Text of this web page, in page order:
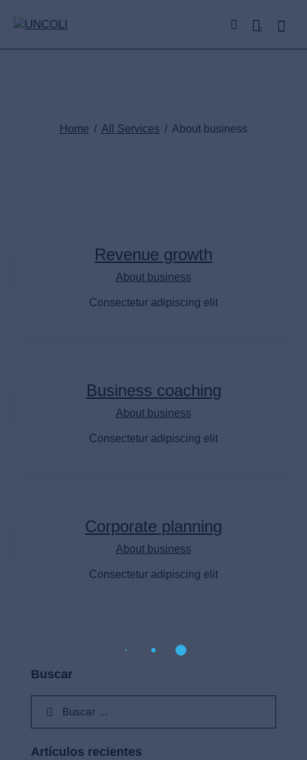
0
Home All Services About business
Revenue growth
About business
Consectetur adipiscing elit
Business сoaching
About business
Consectetur adipiscing elit
Corporate planning
About business
Consectetur adipiscing elit
Buscar
Artículos recientes